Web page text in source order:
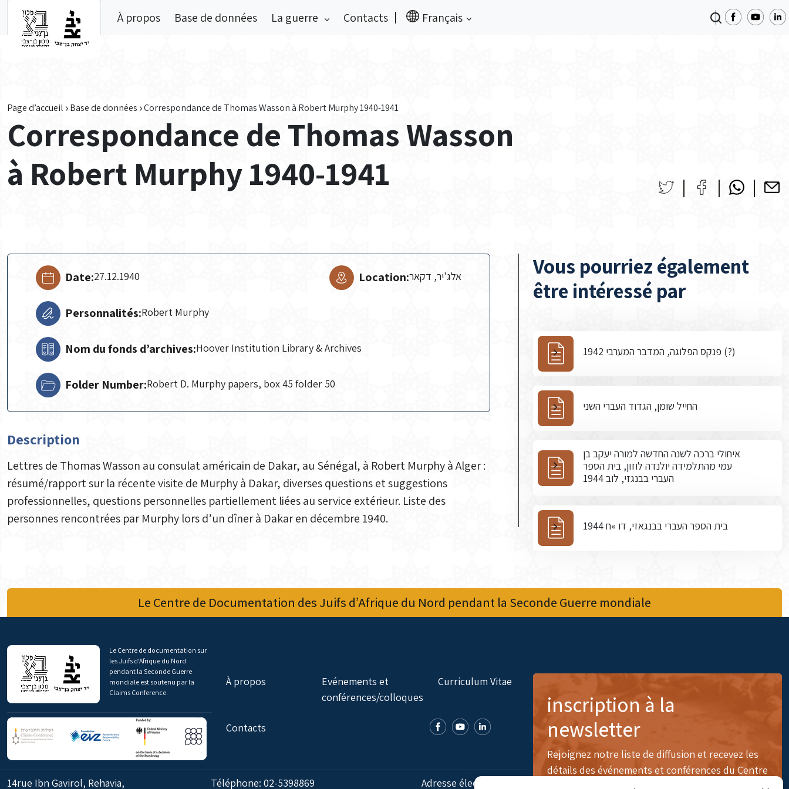
À propos Base de données La guerre Contacts Français
Page d’accueil Base de données Correspondance de Thomas Wasson à Robert Murphy 1940-1941
Correspondance de Thomas Wasson
à Robert Murphy 1940-1941
Date:27.12.1940 Location:אלג'יר, דקאר
Personnalités:Robert Murphy
Nom du fonds d’archives:Hoover Institution Library & Archives
Folder Number:Robert D. Murphy papers, box 45 folder 50
Description
Lettres de Thomas Wasson au consulat américain de Dakar, au Sénégal, à Robert Murphy à Alger :
résumé/rapport sur la récente visite de Murphy à Dakar, diverses questions et suggestions
professionnelles, questions personnelles partiellement liées au service extérieur. Liste des
personnes rencontrées par Murphy lors d’un dîner à Dakar en décembre 1940.
Vous pourriez également
être intéressé par
פנקס הפלוגה, המדבר המערבי 1942 (?)
החייל שומן, הגדוד העברי השני
איחולי ברכה לשנה החדשה למורה יעקב בן
עמי מהתלמידה יולנדה לוזון, בית הספר
העברי בבנגזי, לוב 1944
בית הספר העברי בבנגאזי, דו »ח 1944
Le Centre de Documentation des Juifs d’Afrique du Nord pendant la Seconde Guerre mondiale
Le Centre de documentation sur
les Juifs d'Afrique du Nord
pendant la Seconde Guerre
mondiale est soutenu par la
Claims Conference.
À propos
Evénements et
conférences/colloques
Curriculum Vitae
Contacts
14rue Ibn Gavirol, Rehavia, Téléphone:02-5398869 Adresse électronique:
inscription à la
newsletter
Rejoignez notre liste de diffusion et recevez les
détails des événements et conférences du Centre